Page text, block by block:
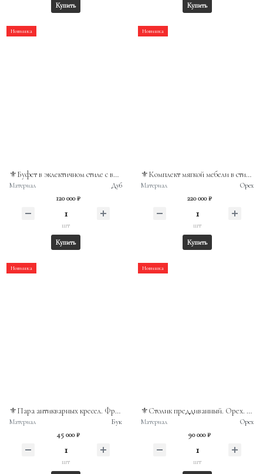
Купить Купить
Новинка
⚜️Буфет в эклектичном стиле с витражной витринной частью. Массив дуба. Бельгия, конец XIXв.
Материал Дуб
120 000 ₽
шт
Купить
Новинка
⚜️Комплект мягкой мебели в стиле рококо из массива ореха. Конец XIXв, Франция
Материал Орех
220 000 ₽
шт
Купить
Новинка
⚜️Пара антикварных кресел. Франция, период Наполеона III
Материал Бук
45 000 ₽
шт
Новинка
⚜️Столик преддиванный. Орех. Франция, рубеж XIX-XXвв.
Материал Орех
90 000 ₽
шт